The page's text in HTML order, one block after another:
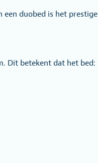
een duobed is het prestige
Dit betekent dat het bed: